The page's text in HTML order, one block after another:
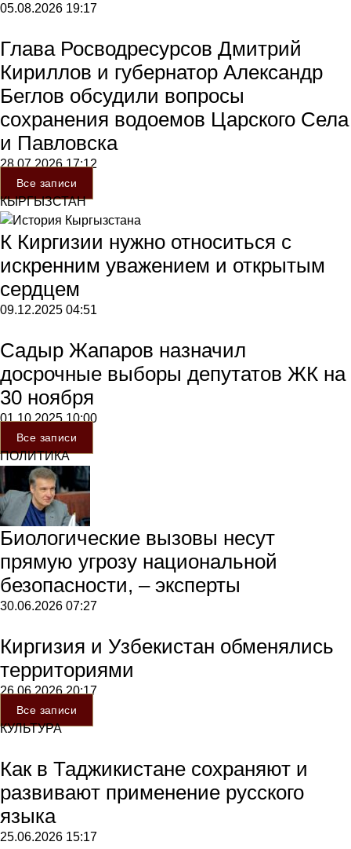
05.08.2026 19:17
Глава Росводресурсов Дмитрий
Кириллов и губернатор Александр
Беглов обсудили вопросы
сохранения водоемов Царского Села
и Павловска
28.07.202617:12
Все записи
КЫРГЫЗСТАН
К Киргизии нужно относиться с
искренним уважением и открытым
сердцем
09.12.2025 04:51
Садыр Жапаров назначил
досрочные выборы депутатов ЖК на
30 ноября
01.10.202510:00
Все записи
ПОЛИТИКА
Биологические вызовы несут
прямую угрозу национальной
безопасности, – эксперты
30.06.2026 07:27
Киргизия и Узбекистан обменялись
территориями
26.06.202620:17
Все записи
КУЛЬТУРА
Как в Таджикистане сохраняют и
развивают применение русского
языка
25.06.2026 15:17